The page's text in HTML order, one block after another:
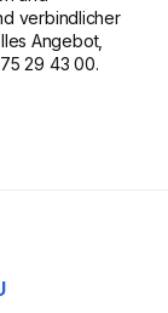
verbindlicher
Angebot,
29 43 00.